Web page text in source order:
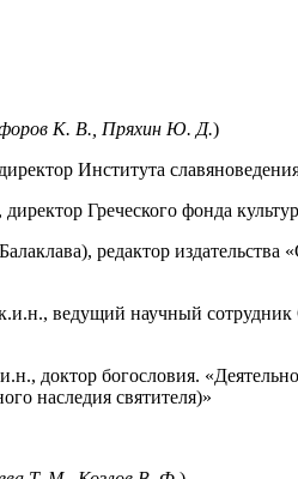
К. В., Пряхин Ю. Д.)
Института
Греческого фонда
редактор
ведущий научный
доктор богословия.
наследия святителя)»